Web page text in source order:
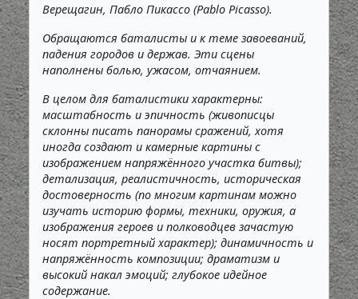
Верещагин, Пабло Пикассо (Pablo Picasso).
Обращаются баталисты и к теме завоеваний,
падения городов и держав. Эти сцены
наполнены болью, ужасом, отчаянием.
В целом для баталистики характерны:
масштабность и эпичность (живописцы
склонны писать панорамы сражений, хотя
иногда создают и камерные картины с
изображением напряжённого участка битвы);
детализация, реалистичность, историческая
достоверность (по многим картинам можно
изучать историю формы, техники, оружия, а
изображения героев и полководцев зачастую
носят портретный характер); динамичность и
напряжённость композиции; драматизм и
высокий накал эмоций; глубокое идейное
содержание.